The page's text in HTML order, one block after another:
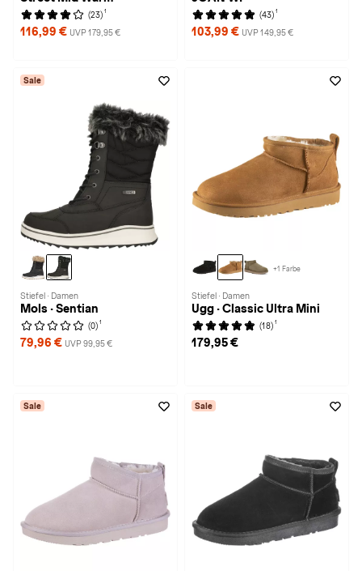
(23) 1
116,99 € UVP 179,95 €
(43) 1
103,99 € UVP 149,95 €
Sale
Stiefel · Damen
Mols · Sentian
(0) 1
79,96 € UVP 99,95 €
+1 Farbe
Stiefel · Damen
Ugg · Classic Ultra Mini
(18) 1
179,95 €
Sale Sale